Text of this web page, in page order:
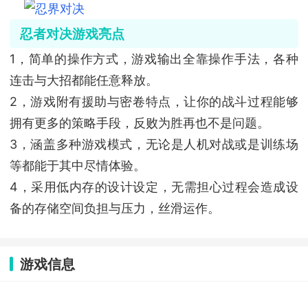
忍者对决游戏亮点
1，简单的操作方式，游戏输出全靠操作手法，各种
连击与大招都能任意释放。
2，游戏附有援助与密卷特点，让你的战斗过程能够
拥有更多的策略手段，反败为胜再也不是问题。
3，涵盖多种游戏模式，无论是人机对战或是训练场
等都能于其中尽情体验。
4，采用低内存的设计设定，无需担心过程会造成设
备的存储空间负担与压力，丝滑运作。
游戏信息